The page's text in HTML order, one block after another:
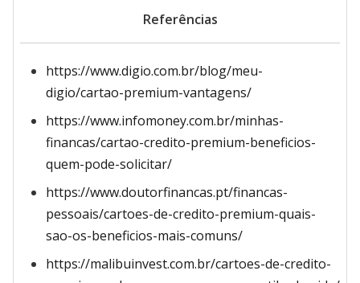
Referências
https://www.digio.com.br/blog/meu-
digio/cartao-premium-vantagens/
https://www.infomoney.com.br/minhas-
financas/cartao-credito-premium-beneficios-
quem-pode-solicitar/
https://www.doutorfinancas.pt/financas-
pessoais/cartoes-de-credito-premium-quais-
sao-os-beneficios-mais-comuns/
https://malibuinvest.com.br/cartoes-de-credito-